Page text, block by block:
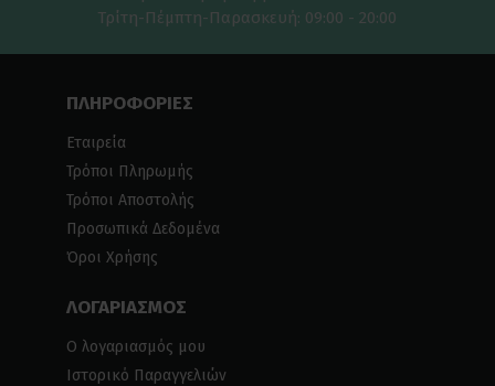
Τρίτη-Πέμπτη-Παρασκευή: 09:00 - 20:00
ΠΛΗΡΟΦΟΡΙΕΣ
Εταιρεία
Τρόποι Πληρωμής
Τρόποι Αποστολής
Προσωπικά Δεδομένα
Όροι Χρήσης
ΛΟΓΑΡΙΑΣΜΟΣ
Ο λογαριασμός μου
Ιστορικό Παραγγελιών